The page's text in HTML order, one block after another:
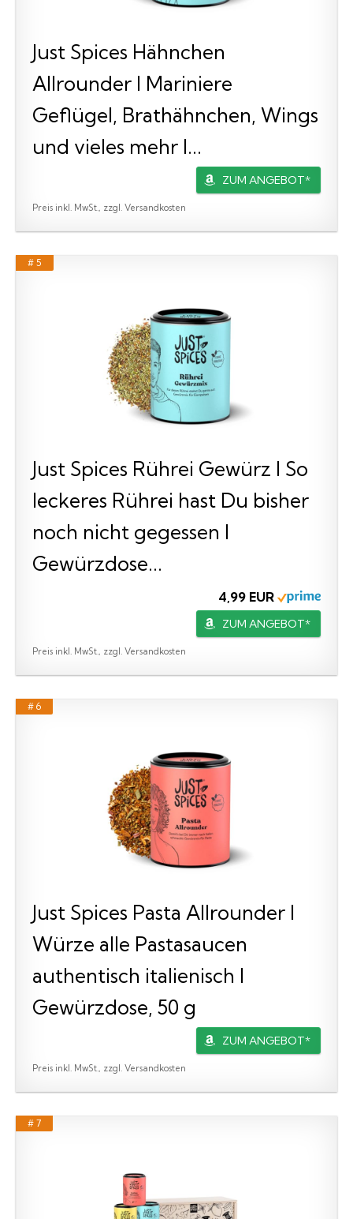
Just Spices Hähnchen
Allrounder I Mariniere
Geflügel, Brathähnchen, Wings
und vieles mehr I...
ZUM ANGEBOT*
Preis inkl. MwSt., zzgl. Versandkosten
# 5
Just Spices Rührei Gewürz I So
leckeres Rührei hast Du bisher
noch nicht gegessen I
Gewürzdose...
4,99 EUR
ZUM ANGEBOT*
Preis inkl. MwSt., zzgl. Versandkosten
# 6
Just Spices Pasta Allrounder I
Würze alle Pastasaucen
authentisch italienisch I
Gewürzdose, 50 g
ZUM ANGEBOT*
Preis inkl. MwSt., zzgl. Versandkosten
# 7